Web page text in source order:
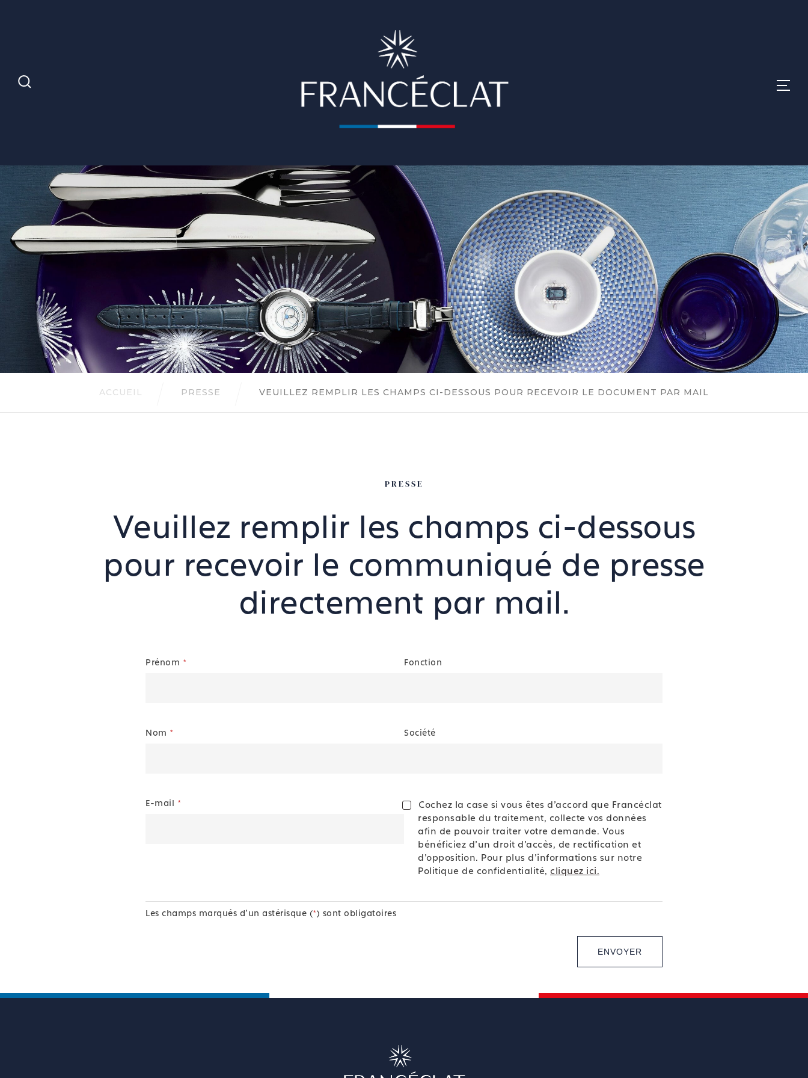
ACCUEIL PRESSE VEUILLEZ REMPLIR LES CHAMPS CI-DESSOUS POUR RECEVOIR LE DOCUMENT PAR MAIL
PRESSE
Veuillez remplir les champs ci-dessous
pour recevoir le communiqué de presse
directement par mail.
Prénom *
Nom *
E-mail *
Fonction
Société
Cochez la case si vous êtes d'accord que Francéclat
responsable du traitement, collecte vos données
afin de pouvoir traiter votre demande. Vous
bénéficiez d'un droit d'accès, de rectification et
d'opposition. Pour plus d'informations sur notre
Politique de confidentialité, cliquez ici.
Les champs marqués d'un astérisque (*) sont obligatoires